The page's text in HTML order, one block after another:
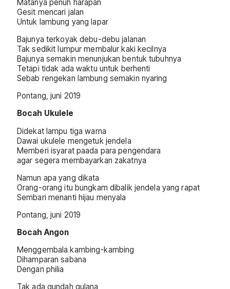
Matanya penuh harapan
Gesit mencari jalan
Untuk lambung yang lapar
Bajunya terkoyak debu-debu jalanan
Tak sedikit lumpur membalur kaki kecilnya
Bajunya semakin menunjukan bentuk tubuhnya
Tetapi tidak ada waktu untuk berhenti
Sebab rengekan lambung semakin nyaring
Pontang, juni 2019
Bocah Ukulele
Didekat lampu tiga warna
Dawai ukulele mengetuk jendela
Memberi isyarat paada para pengendara
agar segera membayarkan zakatnya
Namun apa yang dikata
Orang-orang itu bungkam dibalik jendela yang rapat
Sembari menanti hijau menyala
Pontang, juni 2019
Bocah Angon
Menggembala kambing-kambing
Dihamparan sabana
Dengan philia
Tak ada gundah gulana